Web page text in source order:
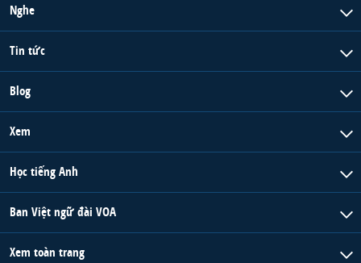
Nghe
Tin tức
Blog
Xem
Học tiếng Anh
Ban Việt ngữ đài VOA
Xem toàn trang